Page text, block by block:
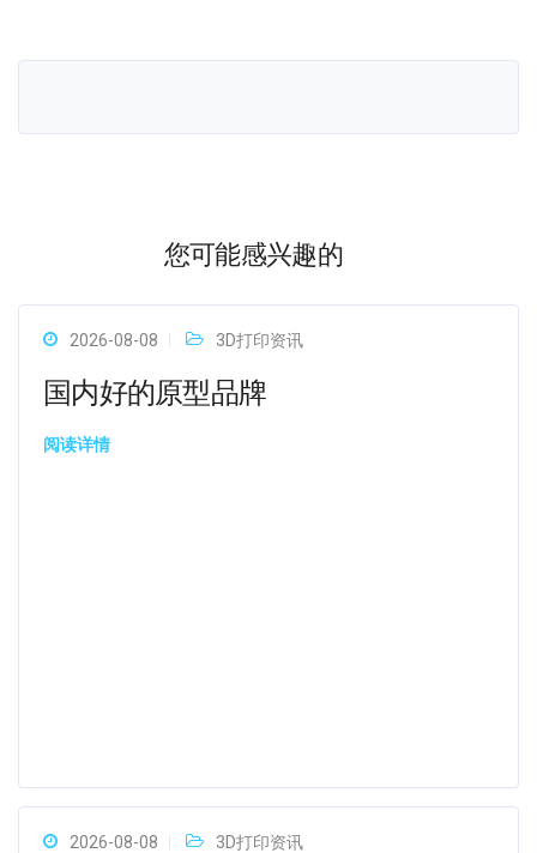
您可能感兴趣的
2026-08-08 3D打印资讯
国内好的原型品牌
阅读详情
2026-08-08 3D打印资讯